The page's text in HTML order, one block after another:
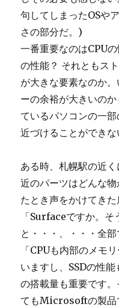
句してしまったOSや
さの部分だ。)
一番重要なのはCPU
の性能？ それともス
が大きな要素なのか
ーの余裕が大きいの
ているパソコンの一
近づけることができな
ある時、札幌駅の近
近のパーツはどんな
たとき声をかけてきた
「Surfaceですか。そ
と・・・、・・・全部
「CPUも内部のメモ
いますし、SSDの性
の搭載量も重要です
てもMicrosoftの製品